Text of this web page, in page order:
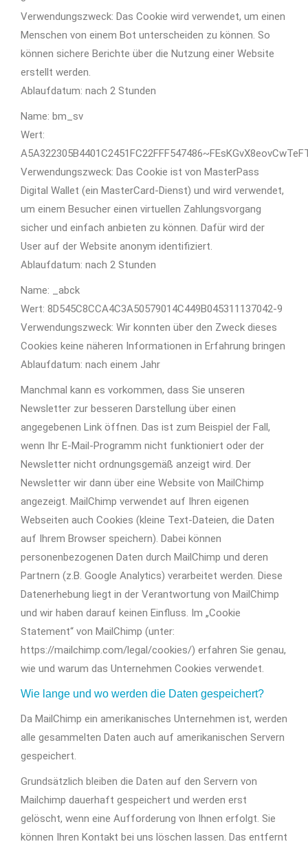
Verwendungszweck: Das Cookie wird verwendet, um einen
Menschen von einem Bot unterscheiden zu können. So
können sichere Berichte über die Nutzung einer Website
erstellt werden.
Ablaufdatum: nach 2 Stunden
Name: bm_sv
Wert:
Verwendungszweck: Das Cookie ist von MasterPass
Digital Wallet (ein MasterCard-Dienst) und wird verwendet,
um einem Besucher einen virtuellen Zahlungsvorgang
sicher und einfach anbieten zu können. Dafür wird der
User auf der Website anonym identifiziert.
Ablaufdatum: nach 2 Stunden
Name: _abck
Wert: 8D545C8CCA4C3A50579014C449B045311137042-9
Verwendungszweck: Wir konnten über den Zweck dieses
Cookies keine näheren Informationen in Erfahrung bringen
Ablaufdatum: nach einem Jahr
Manchmal kann es vorkommen, dass Sie unseren
Newsletter zur besseren Darstellung über einen
angegebenen Link öffnen. Das ist zum Beispiel der Fall,
wenn Ihr E-Mail-Programm nicht funktioniert oder der
Newsletter nicht ordnungsgemäß anzeigt wird. Der
Newsletter wir dann über eine Website von MailChimp
angezeigt. MailChimp verwendet auf Ihren eigenen
Webseiten auch Cookies (kleine Text-Dateien, die Daten
auf Ihrem Browser speichern). Dabei können
personenbezogenen Daten durch MailChimp und deren
Partnern (z.B. Google Analytics) verarbeitet werden. Diese
Datenerhebung liegt in der Verantwortung von MailChimp
und wir haben darauf keinen Einfluss. Im „Cookie
Statement“ von MailChimp (unter:
https://mailchimp.com/legal/cookies/) erfahren Sie genau,
wie und warum das Unternehmen Cookies verwendet.
Wie lange und wo werden die Daten gespeichert?
Da MailChimp ein amerikanisches Unternehmen ist, werden
alle gesammelten Daten auch auf amerikanischen Servern
gespeichert.
Grundsätzlich bleiben die Daten auf den Servern von
Mailchimp dauerhaft gespeichert und werden erst
gelöscht, wenn eine Aufforderung von Ihnen erfolgt. Sie
können Ihren Kontakt bei uns löschen lassen. Das entfernt